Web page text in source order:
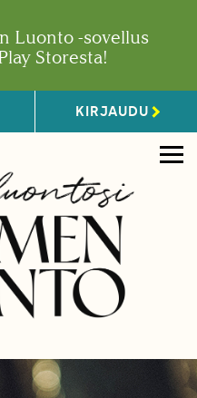
Luonto -sovellus
Storesta!
KIRJAUDU